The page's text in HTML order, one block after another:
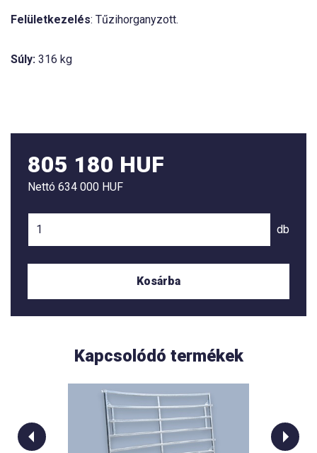
Felületkezelés: Tűzihorganyzott.
Súly: 316 kg
805 180 HUF
Nettó 634 000 HUF
db
Kosárba
Kapcsolódó termékek